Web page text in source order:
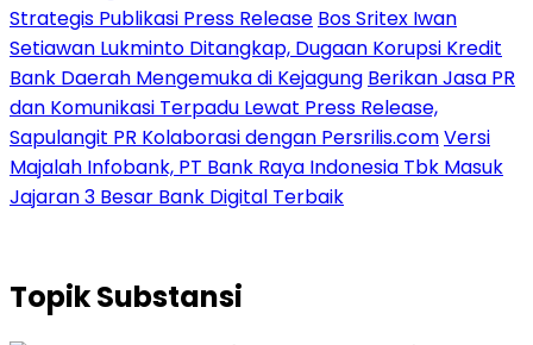
Strategis Publikasi Press Release Bos Sritex Iwan
Setiawan Lukminto Ditangkap, Dugaan Korupsi Kredit
Bank Daerah Mengemuka di Kejagung Berikan Jasa PR
dan Komunikasi Terpadu Lewat Press Release,
Sapulangit PR Kolaborasi dengan Persrilis.comVersi
Majalah Infobank, PT Bank Raya Indonesia Tbk Masuk
Jajaran 3 Besar Bank Digital Terbaik
TopikSubstansi